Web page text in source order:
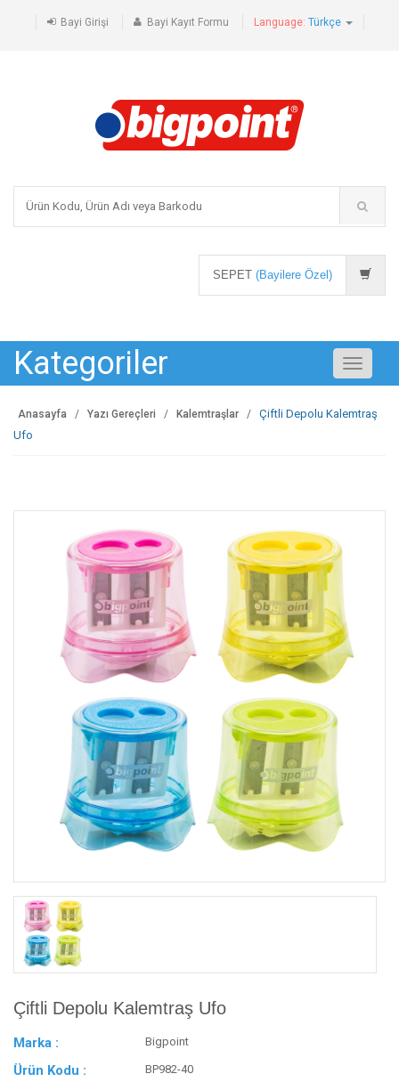
Bayi Girişi Bayi Kayıt Formu Language: Türkçe
SEPET (Bayilere Özel)
Kategoriler
Toggle
Anasayfa Yazı Gereçleri Kalemtraşlar
Çiftli Depolu Kalemtraş
Ufo
Çiftli Depolu Kalemtraş Ufo
Marka : Bigpoint
Ürün Kodu : BP982-40